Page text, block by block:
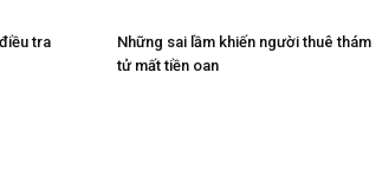
tra
Những sai lầm khiến người thuê thám
tử mất tiền oan